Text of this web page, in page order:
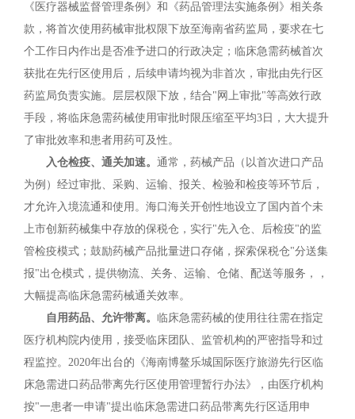
《医疗器械监督管理条例》和《药品管理法实施条例》相关条
款，将首次使用药械审批权限下放至海南省药监局，要求在七
个工作日内作出是否准予进口的行政决定；临床急需药械首次
获批在先行区使用后，后续申请均视为非首次，审批由先行区
药监局负责实施。层层权限下放，结合"网上审批"等高效行政
手段，将临床急需药械使用审批时限压缩至平均3日，大大提升
了审批效率和患者用药可及性。
入仓检疫、通关加速。 通常，药械产品（以首次进口产品
为例）经过审批、采购、运输、报关、检验和检疫等环节后，
才允许入境流通和使用。海口海关开创性地设立了国内首个未
上市创新药械集中存放的保税仓，实行"先入仓、后检疫"的监
管检疫模式；鼓励药械产品批量进口存储，探索保税仓"分送集
报"出仓模式，提供物流、关务、运输、仓储、配送等服务，，
大幅提高临床急需药械通关效率。
自用药品、允许带离。 临床急需药械的使用往往需在指定
医疗机构院内使用，接受临床团队、监管机构的严密指导和过
程监控。2020年出台的《海南博鳌乐城国际医疗旅游先行区临
床急需进口药品带离先行区使用管理暂行办法》，由医疗机构
按"一患者一申请"提出临床急需进口药品带离先行区适用申